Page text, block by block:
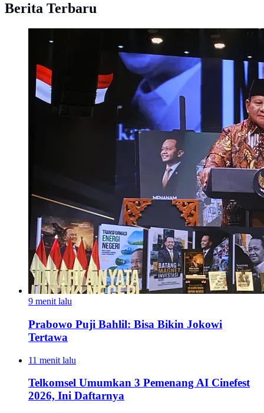
Berita Terbaru
9 menit lalu
Prabowo Puji Bahlil: Bisa Bikin Jokowi
Tertawa
11 menit lalu
Telkomsel Umumkan 3 Pemenang AI Cinefest
2026, Ini Daftarnya